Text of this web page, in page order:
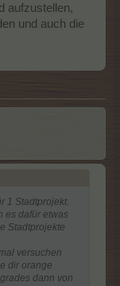
aufzustellen,
und auch die
1 Stadtprojekt.
es dafür etwas
Stadtprojekte
versuchen
dir orange
dann von